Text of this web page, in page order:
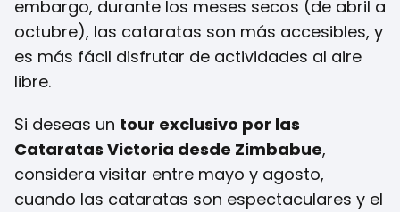
embargo, durante los meses secos (de abril a
octubre), las cataratas son más accesibles, y
es más fácil disfrutar de actividades al aire
libre.
Si deseas un tour exclusivo por las
Cataratas Victoria desde Zimbabue,
considera visitar entre mayo y agosto,
cuando las cataratas son espectaculares y el